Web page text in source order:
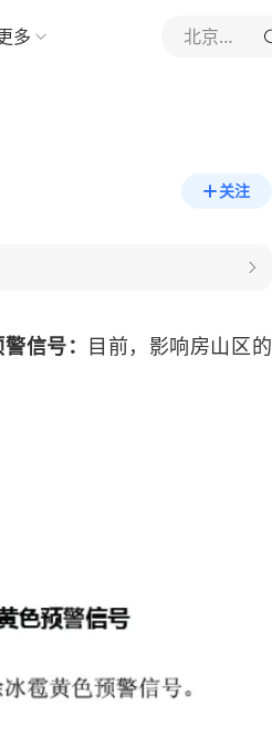
多 北京日报客户端
关注
信号： 目前，影响房山区的